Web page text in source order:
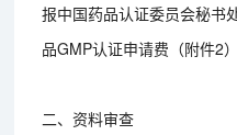
报中国药品认证委员会秘书
品GMP认证申请费（附件2）
二、资料审查